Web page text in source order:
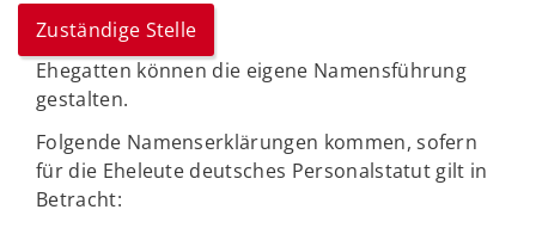
Zuständige Stelle
Ehegatten können die eigene Namensführung
gestalten.
Folgende Namenserklärungen kommen, sofern
für die Eheleute deutsches Personalstatut gilt in
Betracht: